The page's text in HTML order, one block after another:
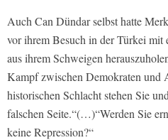
Auch Can Dündar selbst hatte
vor ihrem Besuch in der Türkei mit
aus ihrem Schweigen
Kampf zwischen Demokraten
historischen Schlacht stehen Sie
falschen Seite.“(…)“Werden Sie
keine Repression?“